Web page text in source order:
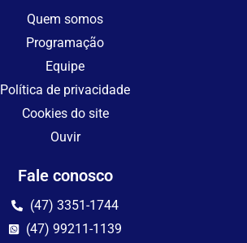
Quem somos
Programação
Equipe
Política de privacidade
Cookies do site
Ouvir
Fale conosco
(47) 3351-1744
(47) 99211-1139